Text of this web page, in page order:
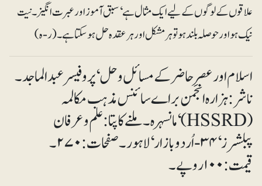
علاقوں کے لوگوں کے لیے ایک مثال ہے‘ سبق آموز اور عبرت انگیز۔ نیت
نیک ہو اور حوصلہ بلند ہو تو ہر مشکل اور ہر عقدہ حل ہوسکتا ہے۔ (ر-ہ)
اسلام اور عصرِحاضر کے مسائل و حل‘ پروفیسر عبدالماجد۔
ناشر: ہزارہ انجمن براے سائنس مذہب مکالمہ
(HSSRD) ‘مانسہرہ۔ ملنے کا پتا: علم و عرفان
پبلشرز‘ ۳۴- اُردو بازار‘ لاہور۔ صفحات: ۲۷۰۔
قیمت: ۱۰۰ روپے۔